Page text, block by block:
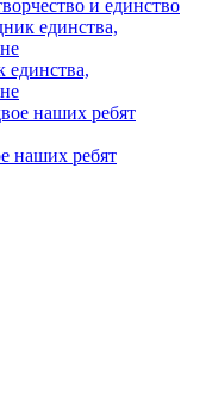
и единство
единства,
наших ребят